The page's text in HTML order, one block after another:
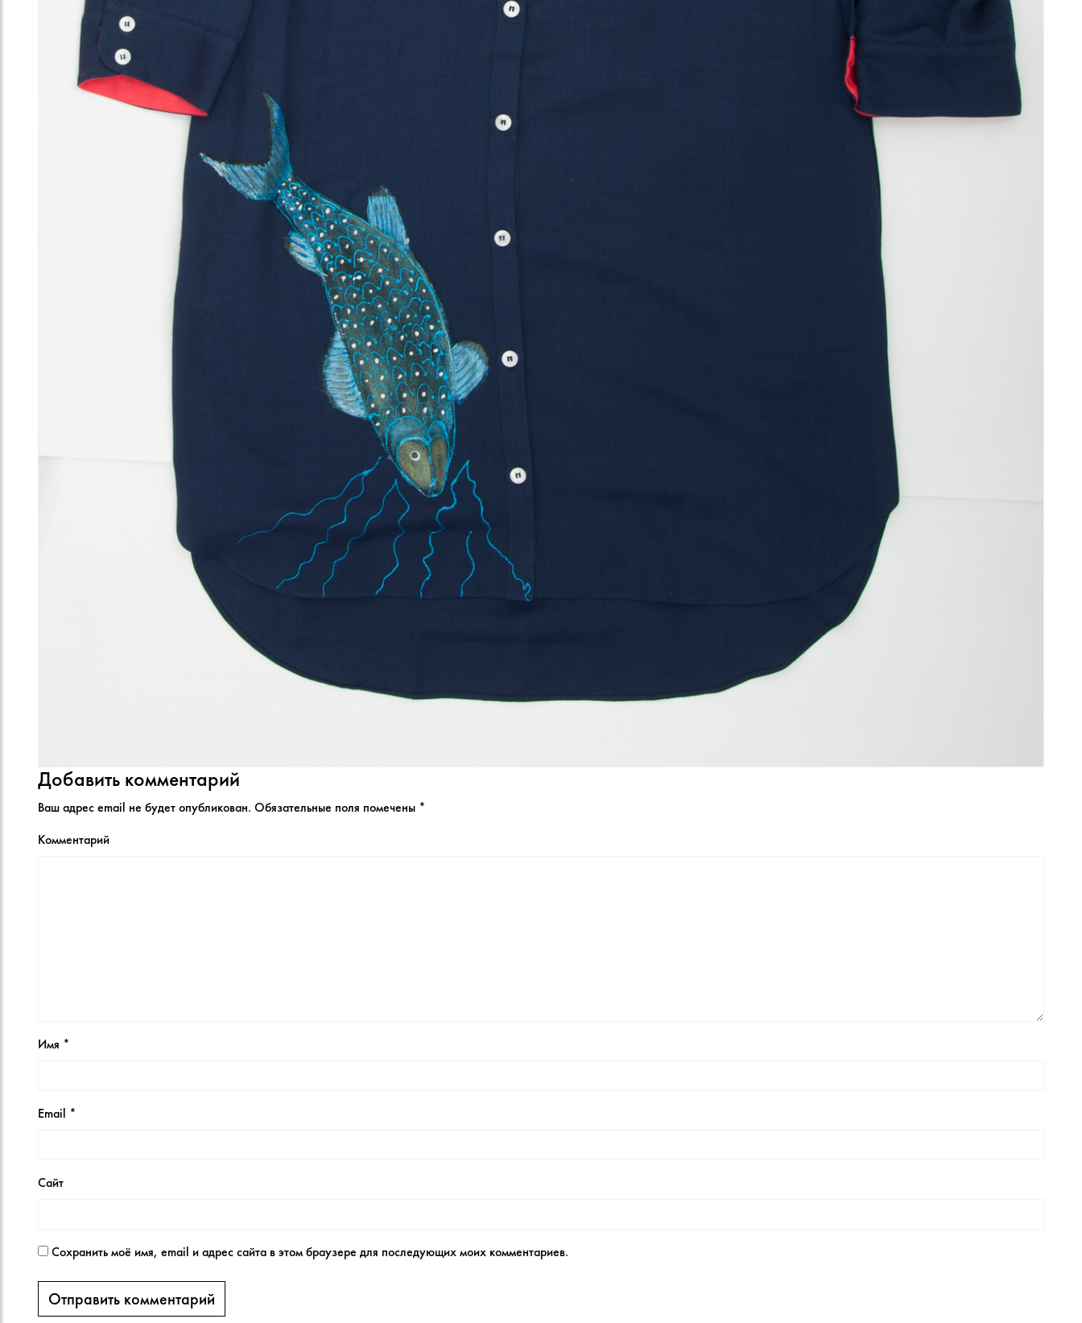
Добавить комментарий
Ваш адрес email не будет опубликован. Обязательные поля помечены *
Комментарий
Имя *
Email *
Сайт
Сохранить моё имя, email и адрес сайта в этом браузере для последующих моих комментариев.